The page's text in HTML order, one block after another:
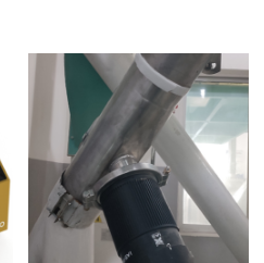
trước đó. Nhưng so với các phiên
bản trước, FPA touch! nhỏ hơn và
nhẹ hơn đáng kể, đồng thời được
nâng cấp với các tính năng mới.